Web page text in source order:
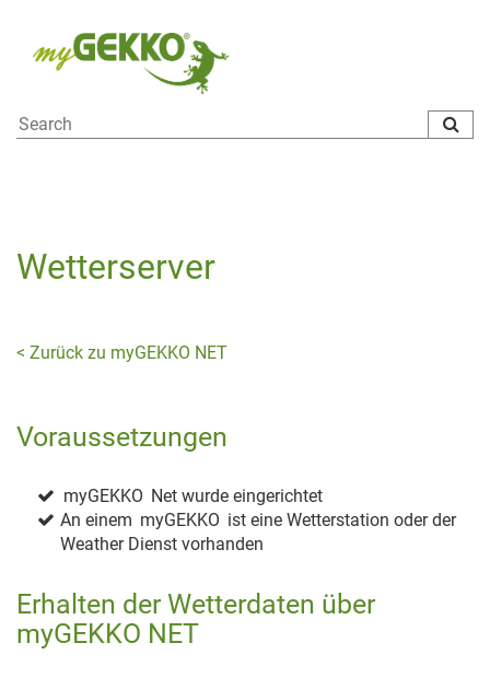
Wetterserver
< Zurück zu myGEKKO NET
Voraussetzungen
myGEKKO Net wurde eingerichtet
An einem myGEKKO ist eine Wetterstation oder der
Weather Dienst vorhanden
Erhalten der Wetterdaten über
myGEKKO NET